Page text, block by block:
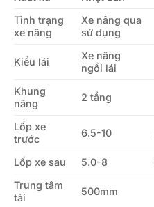
Tình trạng
xe nâng
Xe nâng qua
sử dụng
Kiểu lái
Xe nâng
ngồi lái
Khung
nâng
2 tầng
Lốp xe
trước
6.5-10
Lốp xe sau 5.0-8
Trung tâm
tải
500mm